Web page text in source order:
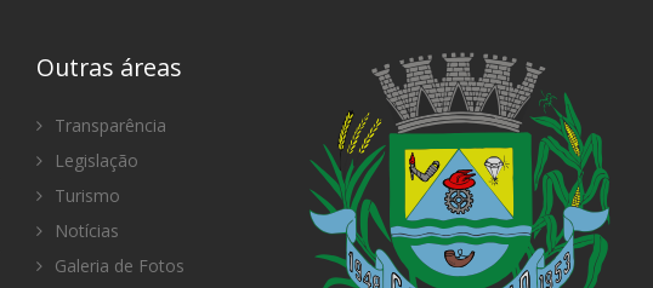
Outras áreas
Transparência
Legislação
Turismo
Notícias
Galeria de Fotos